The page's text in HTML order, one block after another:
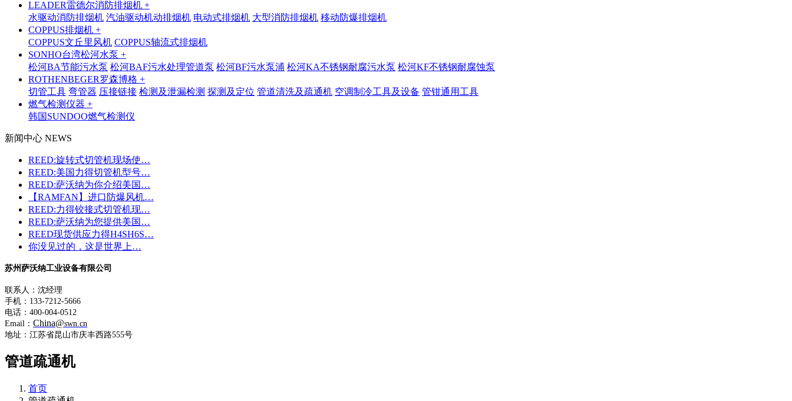
LEADER雷德尔消防排烟机 +
水驱动消防排烟机 汽油驱动机动排烟机 电动式排烟机 大型消防排烟机 移动防爆排烟机
COPPUS排烟机 +
COPPUS文丘里风机 COPPUS轴流式排烟机
SONHO台湾松河水泵 +
松河BA节能污水泵 松河BAF污水处理管道泵 松河BF污水泵浦 松河KA不锈钢耐腐污水泵 松河KF不锈钢耐腐蚀泵
ROTHENBEGER罗森博格 +
切管工具 弯管器 压接链接 检测及泄漏检测 探测及定位 管道清洗及疏通机 空调制冷工具及设备 管钳通用工具
燃气检测仪器 +
韩国SUNDOO燃气检测仪
新闻中心 NEWS
REED:旋转式切管机现场使…
REED:美国力得切管机型号…
REED:萨沃纳为你介绍美国…
【RAMFAN】进口防爆风机…
REED:力得铰接式切管机现…
REED:萨沃纳为您提供美国…
REED现货供应力得H4SH6S…
你没见过的，这是世界上…
苏州萨沃纳工业设备有限公司
联系人：沈经理
手机：133-7212-5666
电话：400-004-0512
Email： China@swn.cn
地址：江苏省昆山市庆丰西路555号
管道疏通机
首页